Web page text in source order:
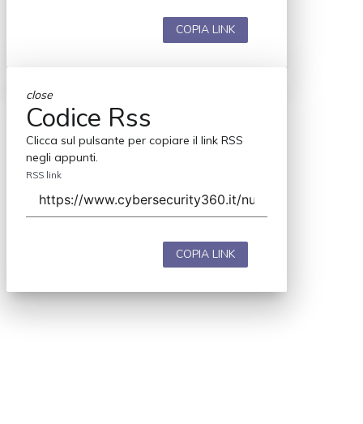
COPIA LINK
close
Codice Rss
Clicca sul pulsante per copiare il link RSS
negli appunti.
RSS link
COPIA LINK